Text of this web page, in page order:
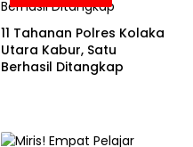
11 Tahanan Polres Kolaka
Utara Kabur, Satu
Berhasil Ditangkap